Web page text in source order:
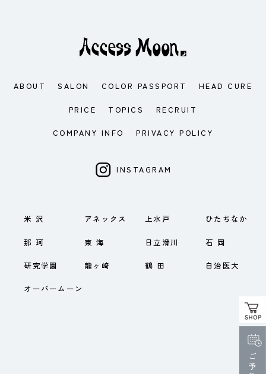
ABOUT SALON COLOR PASSPORT HEAD CURE
PRICE TOPICS RECRUIT
COMPANY INFO PRIVACY POLICY
INSTAGRAM
米 沢 アネックス 上水戸 ひたちなか
那 珂 東 海 日立滑川 石 岡
研究学園 龍ヶ崎 鶴 田 自治医大
オーバームーン